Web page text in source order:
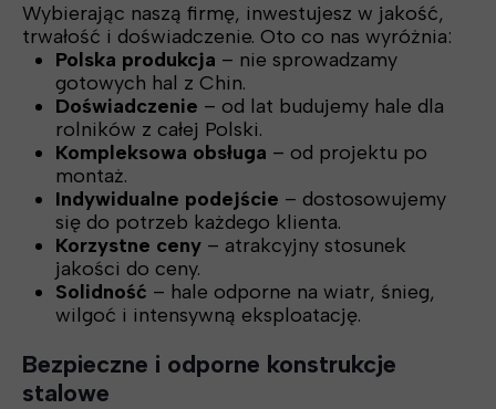
Wybierając naszą firmę, inwestujesz w jakość,
trwałość i doświadczenie. Oto co nas wyróżnia:
Polska produkcja – nie sprowadzamy
gotowych hal z Chin.
Doświadczenie – od lat budujemy hale dla
rolników z całej Polski.
Kompleksowa obsługa – od projektu po
montaż.
Indywidualne podejście – dostosowujemy
się do potrzeb każdego klienta.
Korzystne ceny – atrakcyjny stosunek
jakości do ceny.
Solidność – hale odporne na wiatr, śnieg,
wilgoć i intensywną eksploatację.
Bezpieczne i odporne konstrukcje
stalowe